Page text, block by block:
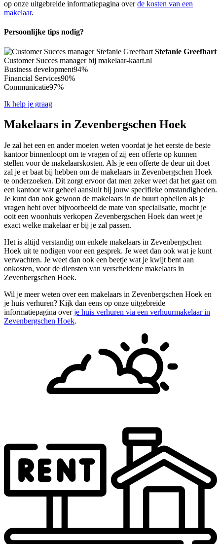
op onze uitgebreide informatiepagina overde kosten van een
makelaar.
Persoonlijke tips nodig?
Stefanie Greefhart
Customer Succes manager bij makelaar-kaart.nl
Business development94%
Financial Services90%
Communicatie97%
Ik help je graag
Makelaars in Zevenbergschen Hoek
Je zal het een en ander moeten weten voordat je het eerste de beste
kantoor binnenloopt om te vragen of zij een offerte op kunnen
stellen voor de makelaarskosten. Als je een offerte de deur uit doet
zal je er baat bij hebben om de makelaars in Zevenbergschen Hoek
te onderzoeken. Dit zorgt ervoor dat men zeker weet dat het gaat om
een kantoor wat geheel aansluit bij jouw specifieke omstandigheden.
Je kunt dan ook gewoon de makelaars in de buurt opbellen als je
vragen hebt over bijvoorbeeld de mate van specialisatie, mocht je
ooit een woonhuis verkopen Zevenbergschen Hoek dan weet je
exact welke makelaar er bij je zal passen.
Het is altijd verstandig om enkele makelaars in Zevenbergschen
Hoek uit te nodigen voor een gesprek. Je weet dan ook wat je kunt
verwachten. Je weet dan ook een beetje wat je kwijt bent aan
onkosten, voor de diensten van verscheidene makelaars in
Zevenbergschen Hoek.
Wil je meer weten over een makelaars in Zevenbergschen Hoek en
je huis verhuren? Kijk dan eens op onze uitgebreide
informatiepagina overje huis verhuren via een verhuurmakelaar in
Zevenbergschen Hoek.